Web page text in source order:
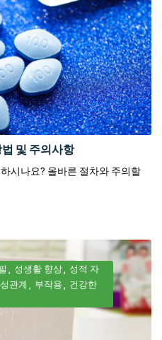
및 주의사항
시나요? 올바른 절차와 주의할
성생활 향상
성적 자
성관계 부작용
건강한